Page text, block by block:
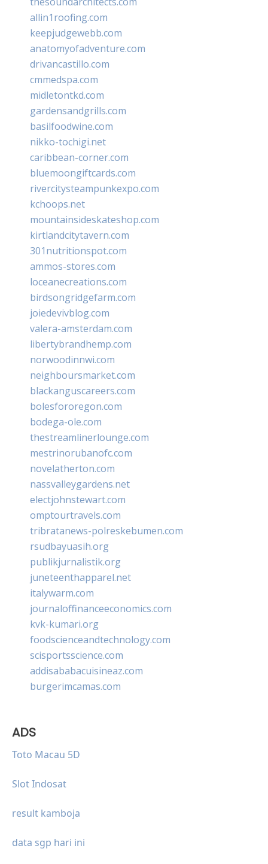
allin1roofing.com
keepjudgewebb.com
anatomyofadventure.com
drivancastillo.com
cmmedspa.com
midletontkd.com
gardensandgrills.com
basilfoodwine.com
nikko-tochigi.net
caribbean-corner.com
bluemoongiftcards.com
rivercitysteampunkexpo.com
kchoops.net
mountainsideskateshop.com
kirtlandcitytavern.com
301nutritionspot.com
ammos-stores.com
loceanecreations.com
birdsongridgefarm.com
joiedevivblog.com
valera-amsterdam.com
libertybrandhemp.com
norwoodinnwi.com
neighboursmarket.com
blackanguscareers.com
bolesfororegon.com
bodega-ole.com
thestreamlinerlounge.com
mestrinorubanofc.com
novelatherton.com
nassvalleygardens.net
electjohnstewart.com
omptourtravels.com
tribratanews-polreskebumen.com
rsudbayuasih.org
publikjurnalistik.org
juneteenthapparel.net
italywarm.com
journaloffinanceeconomics.com
kvk-kumari.org
foodscienceandtechnology.com
scisportsscience.com
addisababacuisineaz.com
burgerimcamas.com
ADS
Toto Macau 5D
Slot Indosat
result kamboja
data sgp hari ini